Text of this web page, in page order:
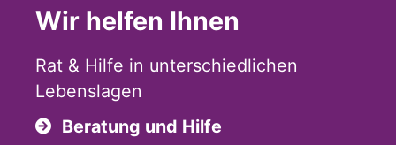
Wir helfen Ihnen
Rat & Hilfe in unterschiedlichen
Lebenslagen
Beratung und Hilfe